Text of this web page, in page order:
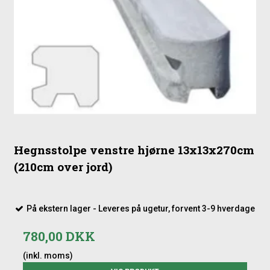
Vedligeholdelse
Bemærk: Da hegnet er grundmalet, bør der påregnes løbende
efterbehandling for at fastholde den dybe sorte farve og
Hegnsstolpe venstre hjørne 13x13x270cm
(210cm over jord)
På ekstern lager - Leveres på ugetur, forvent 3-9 hverdage
780,00 DKK
(inkl. moms)